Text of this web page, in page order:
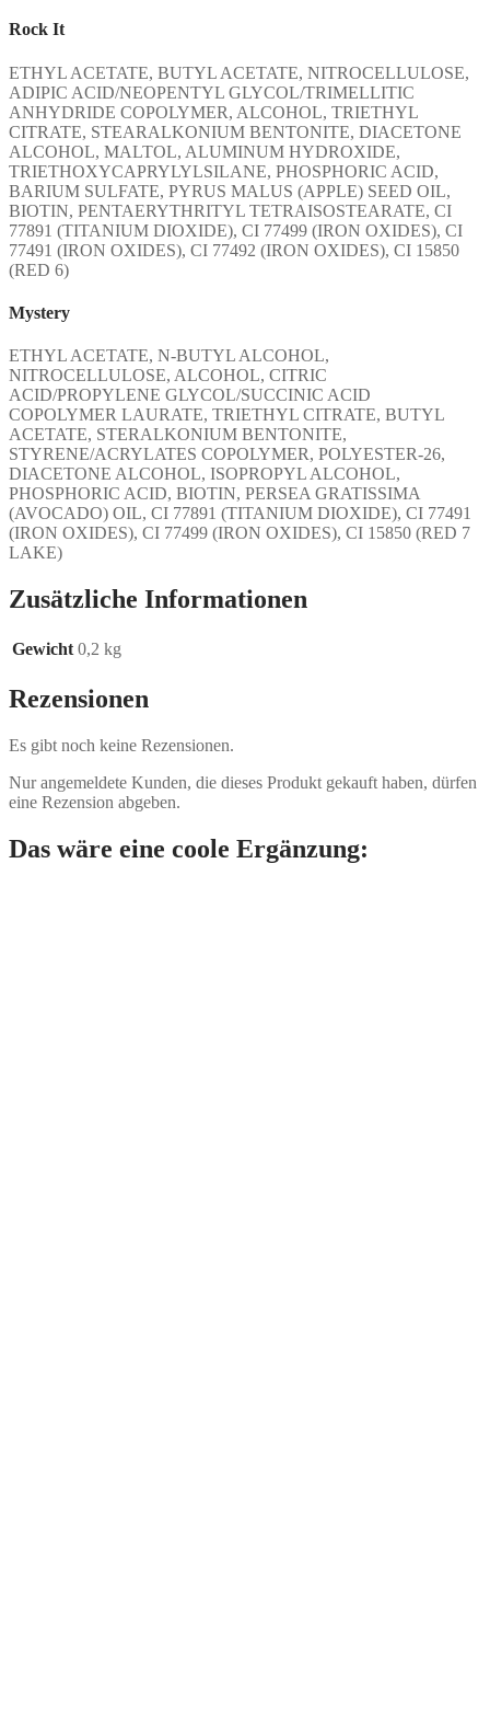
Rock It
ETHYL ACETATE, BUTYL ACETATE, NITROCELLULOSE,
ADIPIC ACID/NEOPENTYL GLYCOL/TRIMELLITIC
ANHYDRIDE COPOLYMER, ALCOHOL, TRIETHYL
CITRATE, STEARALKONIUM BENTONITE, DIACETONE
ALCOHOL, MALTOL, ALUMINUM HYDROXIDE,
TRIETHOXYCAPRYLYLSILANE, PHOSPHORIC ACID,
BARIUM SULFATE, PYRUS MALUS (APPLE) SEED OIL,
BIOTIN, PENTAERYTHRITYL TETRAISOSTEARATE, CI
77891 (TITANIUM DIOXIDE), CI 77499 (IRON OXIDES), CI
77491 (IRON OXIDES), CI 77492 (IRON OXIDES), CI 15850
(RED 6)
Mystery
ETHYL ACETATE, N-BUTYL ALCOHOL,
NITROCELLULOSE, ALCOHOL, CITRIC
ACID/PROPYLENE GLYCOL/SUCCINIC ACID
COPOLYMER LAURATE, TRIETHYL CITRATE, BUTYL
ACETATE, STERALKONIUM BENTONITE,
STYRENE/ACRYLATES COPOLYMER, POLYESTER-26,
DIACETONE ALCOHOL, ISOPROPYL ALCOHOL,
PHOSPHORIC ACID, BIOTIN, PERSEA GRATISSIMA
(AVOCADO) OIL, CI 77891 (TITANIUM DIOXIDE), CI 77491
(IRON OXIDES), CI 77499 (IRON OXIDES), CI 15850 (RED 7
LAKE)
Zusätzliche Informationen
Gewicht 0,2 kg
Rezensionen
Es gibt noch keine Rezensionen.
Nur angemeldete Kunden, die dieses Produkt gekauft haben, dürfen
eine Rezension abgeben.
Das wäre eine coole Ergänzung: